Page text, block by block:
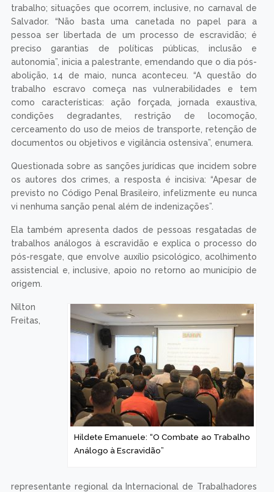
trabalho; situações que ocorrem, inclusive, no carnaval de
Salvador. “Não basta uma canetada no papel para a
pessoa ser libertada de um processo de escravidão; é
preciso garantias de políticas públicas, inclusão e
autonomia”, inicia a palestrante, emendando que o dia pós-
abolição, 14 de maio, nunca aconteceu. “A questão do
trabalho escravo começa nas vulnerabilidades e tem
como características: ação forçada, jornada exaustiva,
condições degradantes, restrição de locomoção,
cerceamento do uso de meios de transporte, retenção de
documentos ou objetivos e vigilância ostensiva”, enumera.
Questionada sobre as sanções jurídicas que incidem sobre
os autores dos crimes, a resposta é incisiva: “Apesar de
previsto no Código Penal Brasileiro, infelizmente eu nunca
vi nenhuma sanção penal além de indenizações”.
Ela também apresenta dados de pessoas resgatadas de
trabalhos análogos à escravidão e explica o processo do
pós-resgate, que envolve auxílio psicológico, acolhimento
assistencial e, inclusive, apoio no retorno ao município de
origem.
Hildete Emanuele: “O Combate ao Trabalho
Análogo à Escravidão”
Nilton
Freitas,
representante regional da Internacional de Trabalhadores